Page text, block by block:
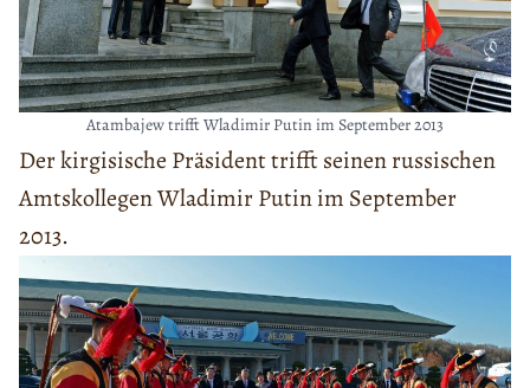
Atambajew trifft Wladimir Putin im September 2013
Der kirgisische Präsident trifft seinen russischen
Amtskollegen Wladimir Putin im September
2013.